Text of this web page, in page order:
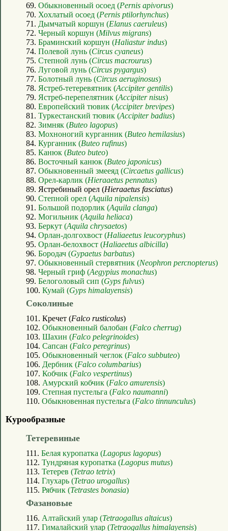
69. Обыкновенный осоед (Pernis apivorus)
70. Хохлатый осоед (Pernis ptilorhynchus)
71. Дымчатый коршун (Elanus caeruleus)
72. Черный коршун (Milvus migrans)
73. Браминский коршун (Haliastur indus)
74. Полевой лунь (Circus cyaneus)
75. Степной лунь (Circus macrourus)
76. Луговой лунь (Circus pygargus)
77. Болотный лунь (Circus aeruginosus)
78. Ястреб-тетеревятник (Accipiter gentilis)
79. Ястреб-перепелятник (Accipiter nisus)
80. Европейский тювик (Accipiter brevipes)
81. Туркестанский тювик (Accipiter badius)
82. Зимняк (Buteo lagopus)
83. Мохноногий курганник (Buteo hemilasius)
84. Курганник (Buteo rufinus)
85. Канюк (Buteo buteo)
86. Восточный канюк (Buteo japonicus)
87. Обыкновенный змееяд (Circaetus gallicus)
88. Орел-карлик (Hieraaetus pennatus)
89. Ястребиный орел (Hieraaetus fasciatus)
90. Степной орел (Aquila nipalensis)
91. Большой подорлик (Aquila clanga)
92. Могильник (Aquila heliaca)
93. Беркут (Aquila chrysaetos)
94. Орлан-долгохвост (Haliaeetus leucoryphus)
95. Орлан-белохвост (Haliaeetus albicilla)
96. Бородач (Gypaetus barbatus)
97. Обыкновенный стервятник (Neophron percnopterus)
98. Черный гриф (Aegypius monachus)
99. Белоголовый сип (Gyps fulvus)
100. Кумай (Gyps himalayensis)
Соколиные
101. Кречет (Falco rusticolus)
102. Обыкновенный балобан (Falco cherrug)
103. Шахин (Falco pelegrinoides)
104. Сапсан (Falco peregrinus)
105. Обыкновенный чеглок (Falco subbuteo)
106. Дербник (Falco columbarius)
107. Кобчик (Falco vespertinus)
108. Амурский кобчик (Falco amurensis)
109. Степная пустельга (Falco naumanni)
110. Обыкновенная пустельга (Falco tinnunculus)
Курообразные
Тетеревиные
111. Белая куропатка (Lagopus lagopus)
112. Тундряная куропатка (Lagopus mutus)
113. Тетерев (Tetrao tetrix)
114. Глухарь (Tetrao urogallus)
115. Рябчик (Tetrastes bonasia)
Фазановые
116. Алтайский улар (Tetraogallus altaicus)
117. Гималайский улар (Tetraogallus himalayensis)